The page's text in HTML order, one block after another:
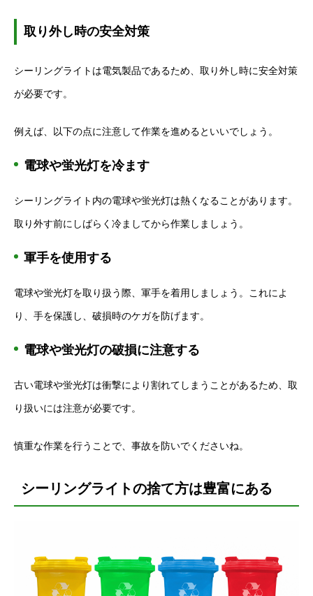
取り外し時の安全対策
シーリングライトは電気製品であるため、取り外し時に安全対策
が必要です。
例えば、以下の点に注意して作業を進めるといいでしょう。
電球や蛍光灯を冷ます
シーリングライト内の電球や蛍光灯は熱くなることがあります。
取り外す前にしばらく冷ましてから作業しましょう。
軍手を使用する
電球や蛍光灯を取り扱う際、軍手を着用しましょう。これによ
り、手を保護し、破損時のケガを防げます。
電球や蛍光灯の破損に注意する
古い電球や蛍光灯は衝撃により割れてしまうことがあるため、取
り扱いには注意が必要です。
慎重な作業を行うことで、事故を防いでくださいね。
シーリングライトの捨て方は豊富にある